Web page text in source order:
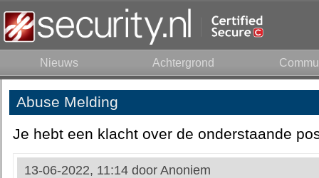
Nieuws Achtergrond
Abuse Melding
Je hebt een klacht over de onderstaande
13-06-2022, 11:14 door Anoniem